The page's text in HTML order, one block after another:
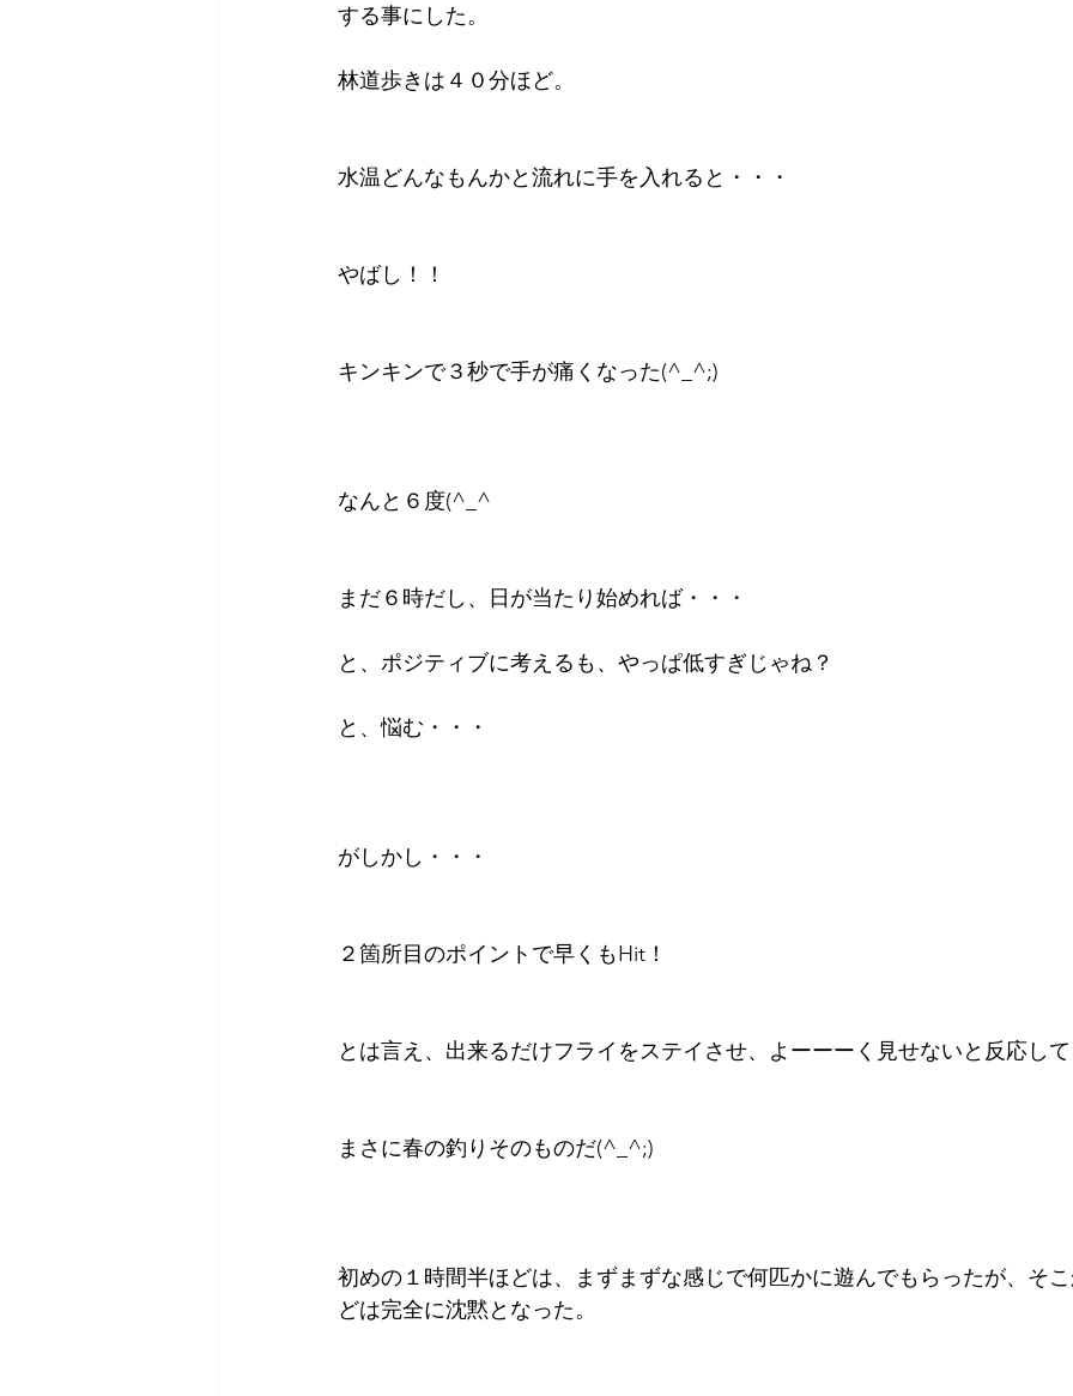
する事にした。
林道歩きは４０分ほど。
水温どんなもんかと流れに手を入れると・・・
やばし！！
キンキンで３秒で手が痛くなった(^_^;)
なんと６度(^_^ゞ
まだ６時だし、日が当たり始めれば・・・
と、ポジティブに考えるも、やっぱ低すぎじゃね？
と、悩む・・・
がしかし・・・
２箇所目のポイントで早くもHit！
とは言え、出来るだけフライをステイさせ、よーーーく見せないと反応し
まさに春の釣りそのものだ(^_^;)
初めの１時間半ほどは、まずまずな感じで何匹かに遊んでもらったが、そ
どは完全に沈黙となった。